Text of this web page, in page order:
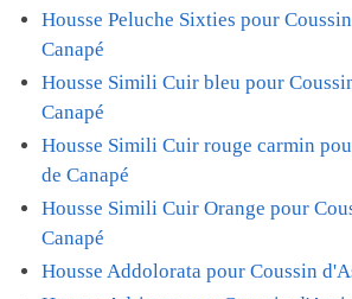
Housse Peluche Sixties pour
Canapé
Housse Simili Cuir bleu pour
Canapé
Housse Simili Cuir rouge carmin
de Canapé
Housse Simili Cuir Orange pour
Canapé
Housse Addolorata pour Coussin